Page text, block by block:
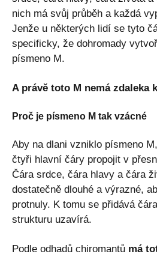
nich má svůj průběh a každá
Jenže u některých lidí se tyto
specificky, že dohromady
písmeno M.
A právě toto M nemá zdaleka
Proč je písmeno M tak vzácné
Aby na dlani vzniklo písmeno
čtyři hlavní čáry propojit v
Čára srdce, čára hlavy a čára
dostatečně dlouhé a výrazné,
protnuly. K tomu se přidává
strukturu uzavírá.
Podle odhadů chiromantů má